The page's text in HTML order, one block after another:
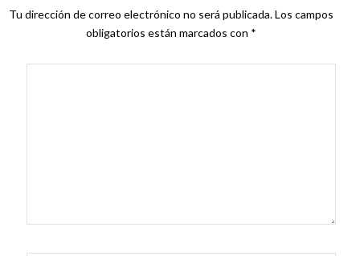
Tu dirección de correo electrónico no será publicada.Los campos
obligatorios están marcados con *